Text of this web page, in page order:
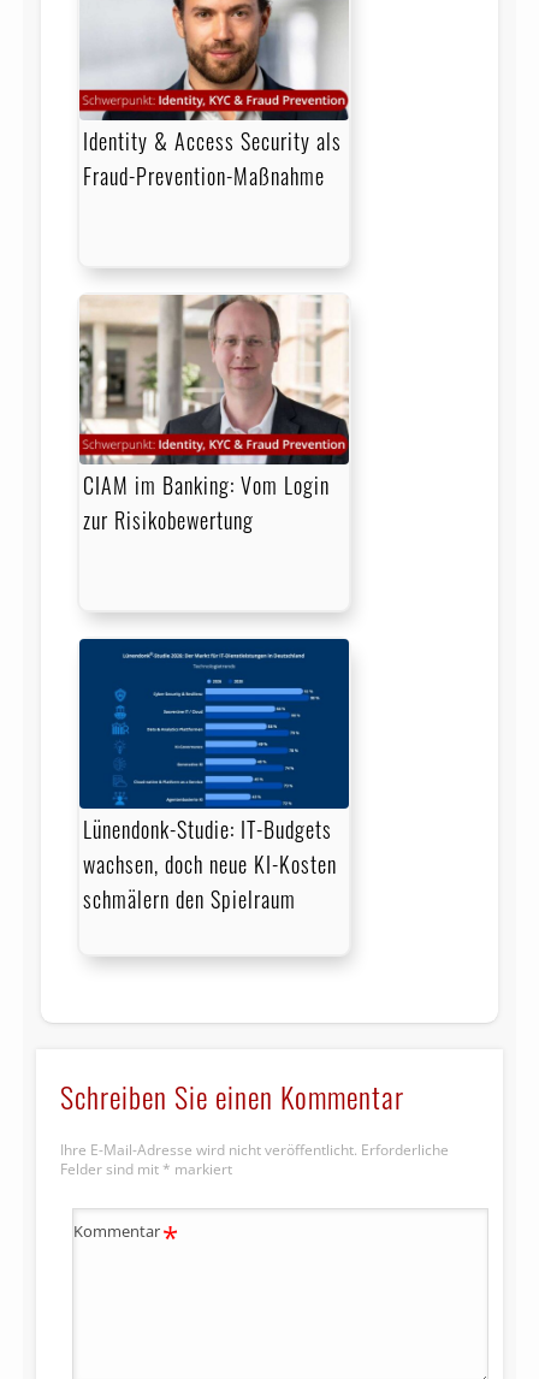
Identity & Access Security als
Fraud-Prevention-Maßnahme
CIAM im Banking: Vom Login
zur Risikobewertung
Lünendonk-Studie: IT-Budgets
wachsen, doch neue KI-Kosten
schmälern den Spielraum
Schreiben Sie einen Kommentar
Ihre E-Mail-Adresse wird nicht veröffentlicht. Erforderliche
Felder sind mit * markiert
Kommentar*